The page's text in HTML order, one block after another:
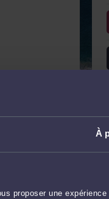
À
proposer une
au
et boursier.
d'une
dossier.